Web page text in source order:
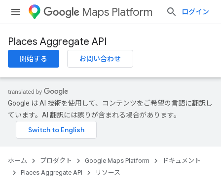
Maps Platform ログイン
Places Aggregate API
開始する お問い合わせ
Google は AI 技術を使用して、コンテンツをご希望の言語に翻訳し
ています。AI 翻訳には誤りが含まれる場合があります。
ホーム プロダクト Google Maps Platform
ドキュメント
Places Aggregate API
リソース